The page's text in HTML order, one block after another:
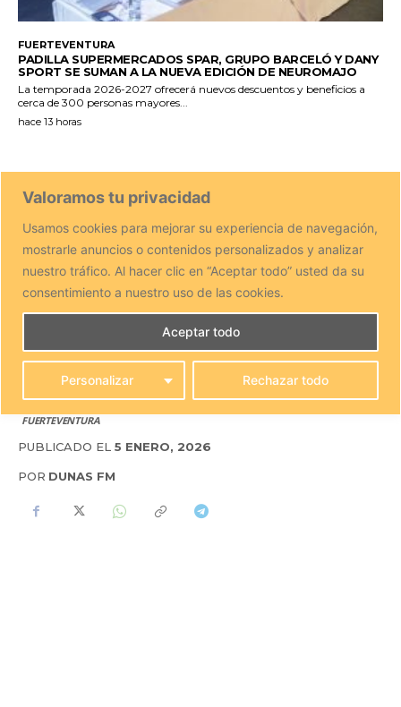
FUERTEVENTURA
PADILLA SUPERMERCADOS SPAR, GRUPO BARCELÓ Y DANY
SPORT SE SUMAN A LA NUEVA EDICIÓN DE NEUROMAJO
La temporada 2026-2027 ofrecerá nuevos descuentos y beneficios a
cerca de 300 personas mayores...
hace 13 horas